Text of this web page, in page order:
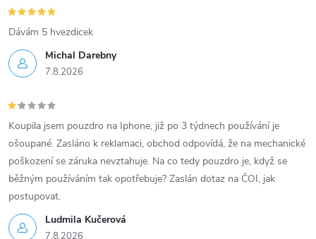
Michal Darebny
7.8.2026
Dávám 5 hvezdicek
Ludmila Kučerová
7.8.2026
Koupila jsem pouzdro na Iphone, již po 3 týdnech používání je
ošoupané. Zasláno k reklamaci, obchod odpovídá, že na mechanické
poškození se záruka nevztahuje. Na co tedy pouzdro je, když se
běžným používáním tak opotřebuje? Zaslán dotaz na ČOI, jak
postupovat.